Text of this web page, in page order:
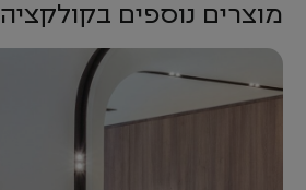
מוצרים נוספים בקולקציה